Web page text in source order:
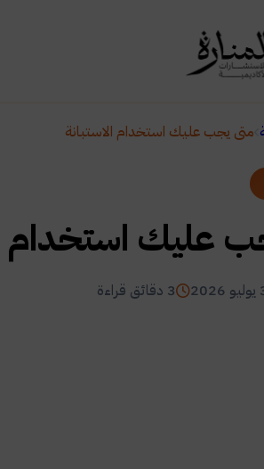
متى يجب عليك استخدام الاستبانة
عليك استخدام
3 دقائق قراءة